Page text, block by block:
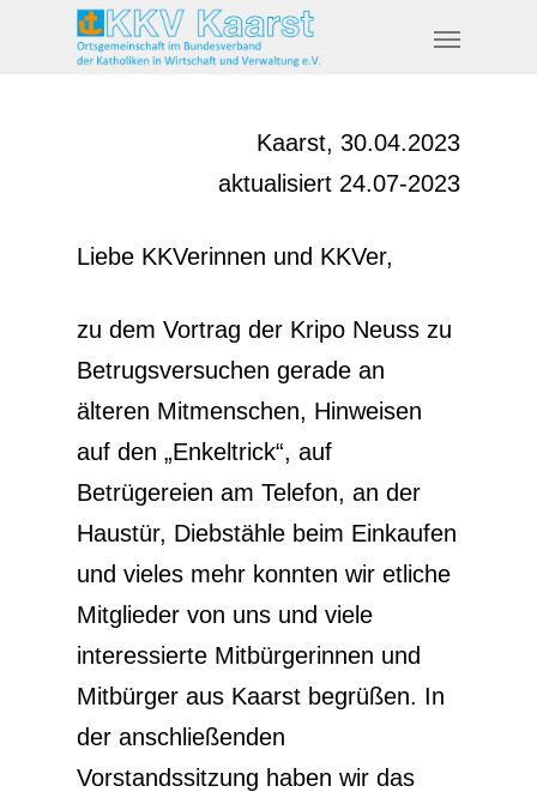
Kaarst, 30.04.2023
aktualisiert 24.07-2023
Liebe KKVerinnen und KKVer,
zu dem Vortrag der Kripo Neuss zu
Betrugsversuchen gerade an
älteren Mitmenschen, Hinweisen
auf den „Enkeltrick“, auf
Betrügereien am Telefon, an der
Haustür, Diebstähle beim Einkaufen
und vieles mehr konnten wir etliche
Mitglieder von uns und viele
interessierte Mitbürgerinnen und
Mitbürger aus Kaarst begrüßen. In
der anschließenden
Vorstandssitzung haben wir das